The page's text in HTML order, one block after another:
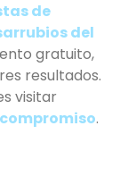
de
del
gratuito,
resultados.
visitar
.